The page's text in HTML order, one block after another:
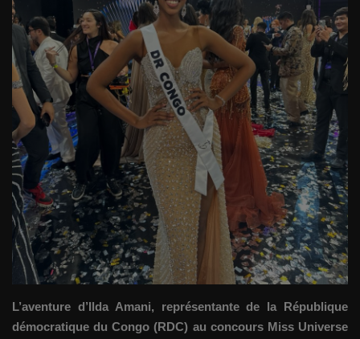
Sport
Société
Infos d'ailleurs
Qui sommes nous
Language
Français English
L’aventure d’Ilda Amani, représentante de la République
démocratique du Congo (RDC) au concours Miss Universe